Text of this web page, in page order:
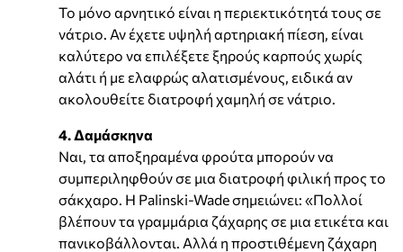
Το μόνο αρνητικό είναι η περιεκτικότητά τους σε
νάτριο. Αν έχετε υψηλή αρτηριακή πίεση, είναι
καλύτερο να επιλέξετε ξηρούς καρπούς χωρίς
αλάτι ή με ελαφρώς αλατισμένους, ειδικά αν
ακολουθείτε διατροφή χαμηλή σε νάτριο.
4. Δαμάσκηνα
Ναι, τα αποξηραμένα φρούτα μπορούν να
συμπεριληφθούν σε μια διατροφή φιλική προς το
σάκχαρο. Η Palinski-Wade σημειώνει: «Πολλοί
βλέπουν τα γραμμάρια ζάχαρης σε μια ετικέτα και
πανικοβάλλονται. Αλλά η προστιθέμενη ζάχαρη